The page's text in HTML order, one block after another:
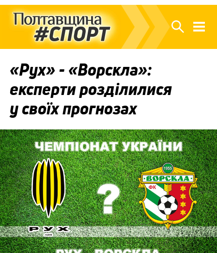
«Рух» - «Ворскла»:
експерти розділилися
у своїх прогнозах